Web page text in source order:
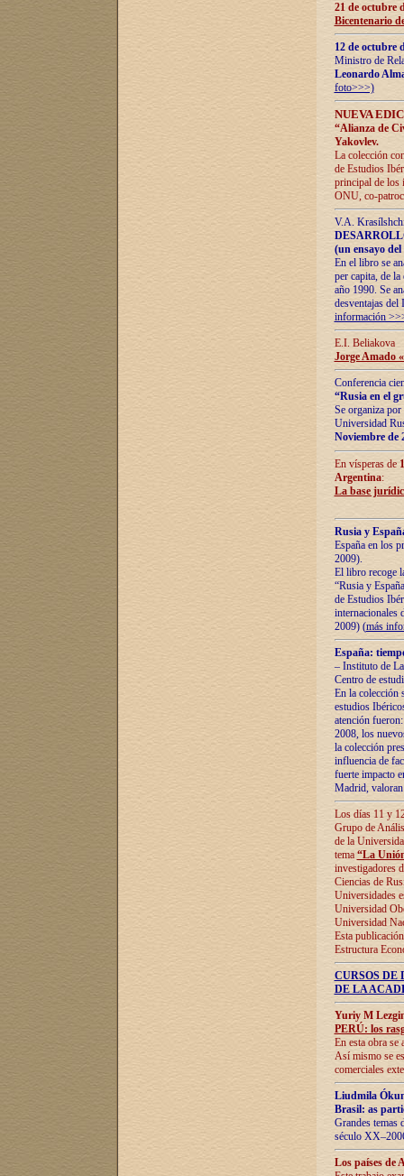
21 de octubre
Bicentenario
12 de octubre
Ministro de
Leonardo
foto>>>)
NUEVA
“Alianza de
Yakovlev.
La colección
de Estudios
principal de los
ONU, co-
V.A.
(un ensayo
En el libro se
per capita, de
año 1990. Se
desventajas
información
E.I. Beliakova
Jorge Amado
Conferencia
“Rusia en el
Se organiza
Universidad
Noviembre de
En vísperas de
Argentina:
La base
Rusia y
España en los
2009).
El libro recoge
“Rusia y
de Estudios
internacionales
2009) (más
España:
– Instituto de
Centro de
En la colección
estudios
atención
2008, los
la colección
influencia de
fuerte impacto
Madrid,
Los días 11 y
Grupo de
de la
tema “La
investigadores
Ciencias de
Universidades
Universidad
Universidad
Esta
Estructura
CURSOS
DE LA
Yuriy M
PERÚ: los
En esta obra se
Así mismo se
comerciales
Liudmila
Brasil: as
Grandes temas
século
Los países de